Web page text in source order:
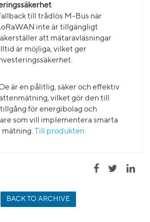
till trådlös M-Bus när
inte är tillgängligt
att mätaravläsningar
är möjliga, vilket ger
är en pålitlig, säker och effektiv
vilket gör den till
för energibolag och
som vill implementera smarta
mätning.
Till produkten
BACK TO ARCHIVE